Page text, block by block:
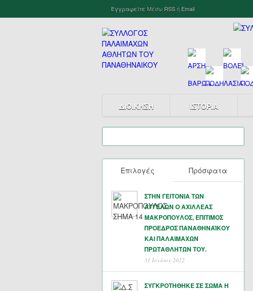
Εγγραφείτε Μέσω RSSή Email
ΔΙΟΙΚΗΣΗ ΙΣΤΟΡΙΑ
Επιλογές Πρόσφατα
ΣΤΗΝ ΓΕΙΤΟΝΙΑ ΤΩΝ
ΑΓΓΕΛΩΝ Ο ΑΧΙΛΛΕΑΣ
ΜΑΚΡΟΠΟΥΛΟΣ, ΕΠΙΤΙΜΟΣ
ΠΡΟΕΔΡΟΣ ΠΑΝΑΘΗΝΑΪΚΟΥ
ΚΑΙ ΠΑΛΑΙΜΑΧΩΝ
ΠΡΩΤΑΘΛΗΤΏΝ ΤΟΥ.
31 Ιουλίου 2022
ΣΥΓΚΡΟΤΗΘΗΚΕ ΣΕ ΣΩΜΑ Η